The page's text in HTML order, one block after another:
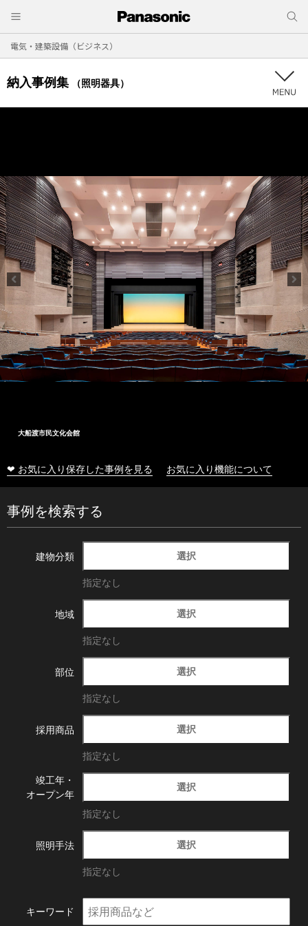
電気・建築設備（ビジネス）
納入事例集 （照明器具）
大船渡市民文化会館
❤ お気に入り保存した事例を見る お気に入り機能について
事例を検索する
建物分類 選択
指定なし
地域 選択
指定なし
部位 選択
指定なし
採用商品 選択
指定なし
竣工年・
オープン年
選択
指定なし
照明手法 選択
指定なし
キーワード